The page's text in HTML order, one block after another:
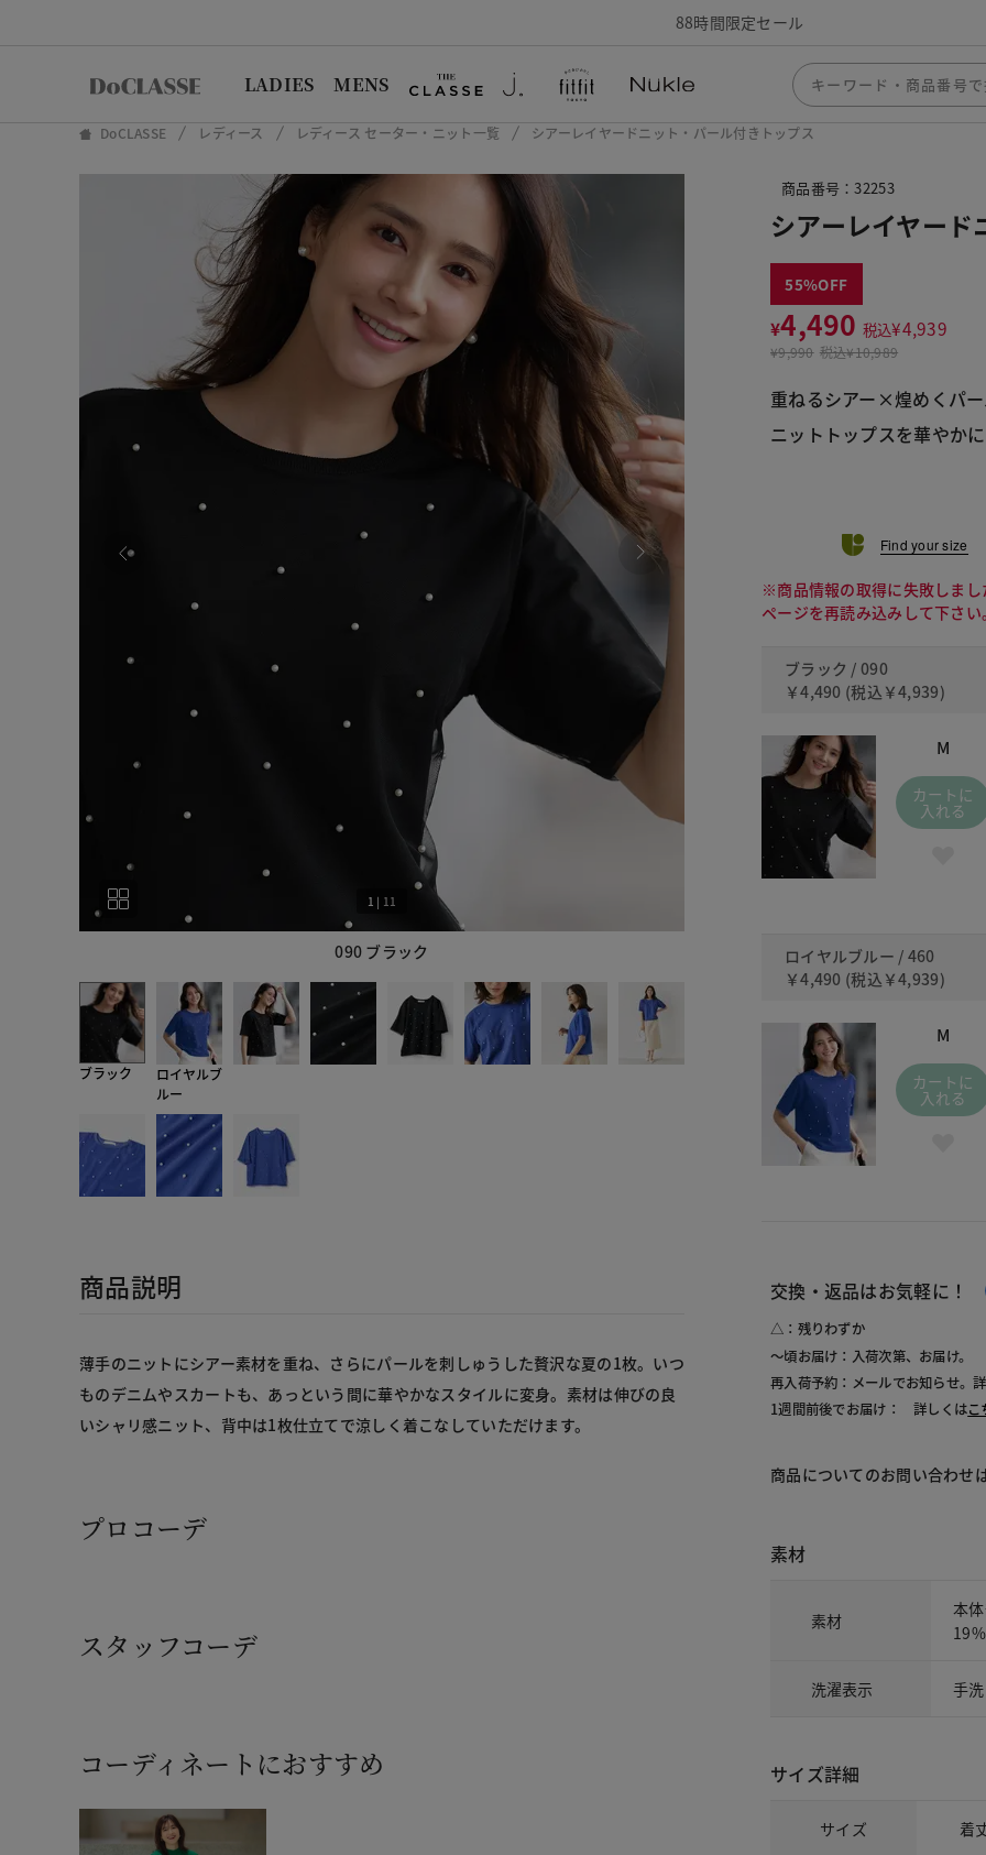
88時間限定セール
LADIES MENS
DoCLASSE レディース レディース セーター・ニット一覧 シアーレイヤードニット・パール付きトップス
090 ブラック 460 ロイ
1 | 11
ブラック
ロイヤルブ
ルー
商品説明
薄手のニットにシアー素材を重ね、さらにパールを刺しゅうした贅沢な夏の1枚。いつ
ものデニムやスカートも、あっという間に華やかなスタイルに変身。素材は伸びの良
いシャリ感ニット、背中は1枚仕立てで涼しく着こなしていただけます。
プロコーデ
スタッフコーデ
コーディネートにおすすめ
商品番号：32253
シアーレイヤー
55
¥4,490 税込¥4,939
¥9,990 税込¥10,989
重ねるシアー×煌めくパ
ニットトップスを華やかに
Find your size
※商品情報の取得に失敗しまし
ページを再読み込みして下さい。
ブラック / 090
￥4,490 (税込 ￥4,939)
M
カートに
入れる
ロイヤルブルー / 460
￥4,490 (税込 ￥4,939)
M
カートに
入れる
交換・返品はお気軽に！
△：残りわずか
～頃お届け：入荷次第、お届け。
再入荷予約：メールでお知らせ。
1週間前後でお届け： 詳しくはこ
商品についてのお問い合わせ
素材
素材
本
洗濯表示 手
サイズ詳細
サイズ 着